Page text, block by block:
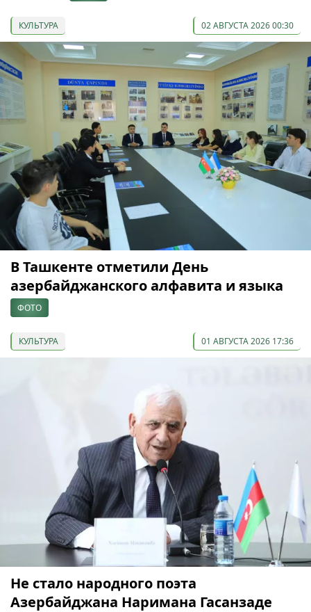
КУЛЬТУРА 02 АВГУСТА 2026 00:30
В Ташкенте отметили День
азербайджанского алфавита и языка
ФОТО
КУЛЬТУРА 01 АВГУСТА 2026 17:36
Не стало народного поэта
Азербайджана Наримана Гасанзаде